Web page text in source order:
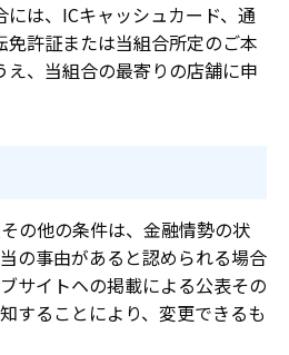
は、ICキャッシュカード、通
許証または当組合所定のご本
、当組合の最寄りの店舗に申
の他の条件は、金融情勢の状
の事由があると認められる場合
サイトヘの掲載による公表その
することにより、変更できるも